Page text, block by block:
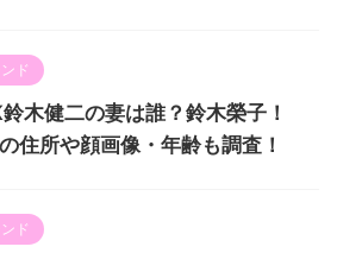
ド
木健二の妻は誰？鈴木榮子！
住所や顔画像・年齢も調査！
ド